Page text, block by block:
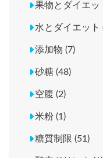
果物とダイエッ
水とダイエット
添加物 (7)
砂糖 (48)
空腹 (2)
米粉 (1)
糖質制限 (51)